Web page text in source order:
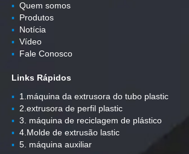
▪Quem somos
▪Produtos
▪Notícia
▪Vídeo
▪Fale Conosco
Links Rápidos
▪1.máquina da extrusora do tubo plastic
▪2.extrusora de perfil plastic
▪3. máquina de reciclagem de plástico
▪4.Molde de extrusão lastic
▪5. máquina auxiliar